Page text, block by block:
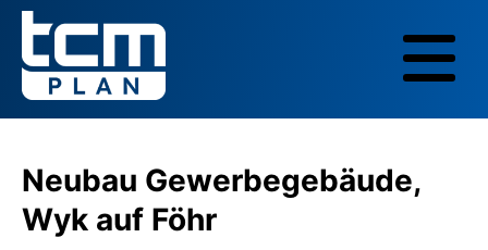
Neubau Gewerbegebäude,
Wyk auf Föhr